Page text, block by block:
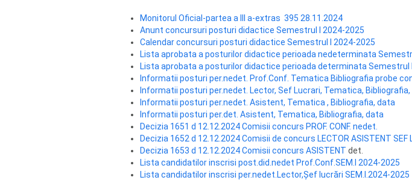
Monitorul Oficial-partea a III a-extras 395 28.11.2024
Anunt concursuri posturi didactice Semestrul I 2024-2025
Calendar concursuri posturi didactice Semestrul I 2024-2025
Lista aprobata a posturilor didactice perioada nedeterminata
Lista aprobata a posturilor didactice perioada determinata Semestrul
Informatii posturi per.nedet. Prof.Conf. Tematica Bibliografia probe
Informatii posturi per.nedet. Lector, Sef Lucrari, Tematica,
Informatii posturi per.nedet. Asistent, Tematica , Bibliografia, data
Informatii posturi per.det. Asistent, Tematica, Bibliografia, data
Decizia 1651 d 12.12.2024 Comisii concurs PROF. CONF. nedet.
Decizia 1652 d 12.12.2024 Comisii de concurs LECTOR ASISTENT SEF
Decizia 1653 d 12.12.2024 Comisii concurs ASISTENT det.
Lista candidatilor inscrisi post.did.nedet Prof.Conf.SEM.I 2024-2025
Lista candidatilor inscrisi per.nedet.Lector,Șef lucrări SEM.I.2024-2025